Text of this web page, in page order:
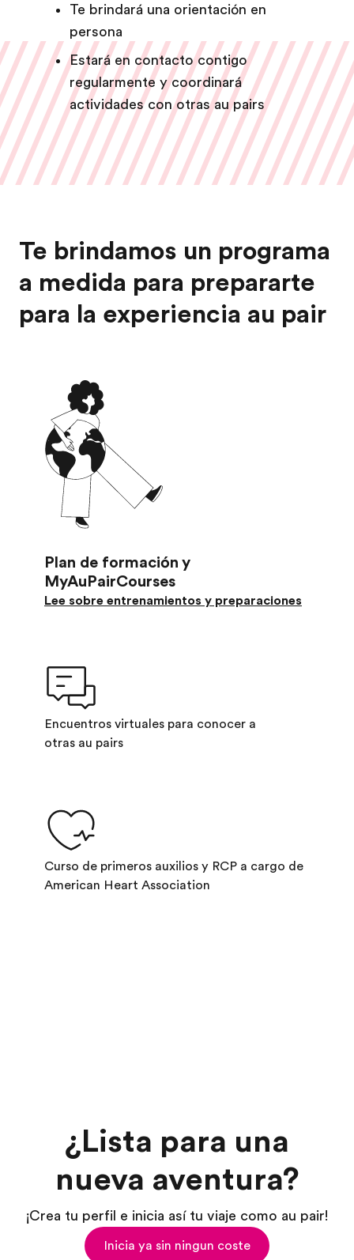
Te brindará una orientación en
persona
Estará en contacto contigo
regularmente y coordinará
actividades con otras au pairs
Te brindamos un programa
a medida para prepararte
para la experiencia au pair
Plan de formación y
MyAuPairCourses
Lee sobre entrenamientos y preparaciones
Encuentros virtuales para conocer a
otras au pairs
Curso de primeros auxilios y RCP a cargo de
American Heart Association
¿Lista para una
nueva aventura?
¡Crea tu perfil e inicia así tu viaje como au pair!
Inicia ya sin ningun coste